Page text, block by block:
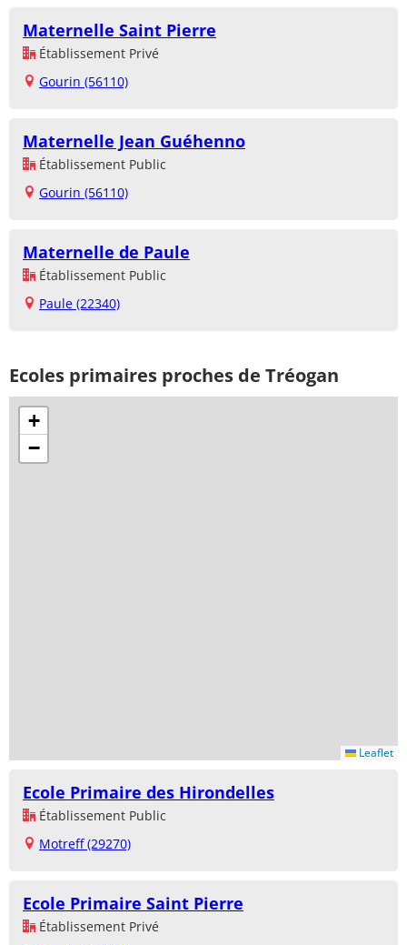
Maternelle Saint Pierre
Établissement Privé
Gourin (56110)
Maternelle Jean Guéhenno
Établissement Public
Gourin (56110)
Maternelle de Paule
Établissement Public
Paule (22340)
Ecoles primaires proches de Tréogan
+
−
Leaflet
Ecole Primaire des Hirondelles
Établissement Public
Motreff (29270)
Ecole Primaire Saint Pierre
Établissement Privé